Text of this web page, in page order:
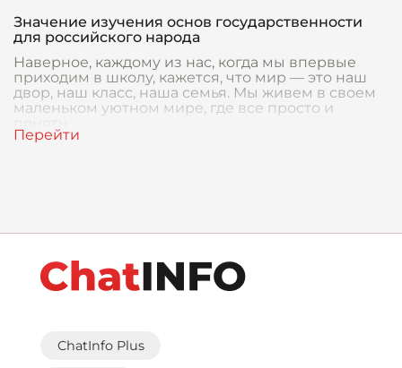
Значение изучения основ государственности
для российского народа
Наверное, каждому из нас, когда мы впервые
приходим в школу, кажется, что мир — это наш
двор, наш класс, наша семья. Мы живем в своем
маленьком уютном мире, где все просто и
ChatInfo Plus